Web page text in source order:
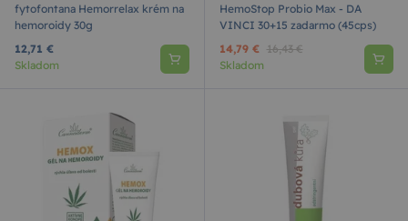
fytofontana Hemorrelax krém na
hemoroidy 30g
12,71 €
Skladom
HemoStop Probio Max - DA
VINCI 30+15 zadarmo (45cps)
14,79 € 16,43 €
Skladom